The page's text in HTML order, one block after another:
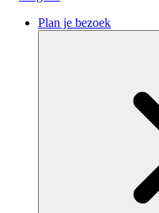
Plan je bezoek